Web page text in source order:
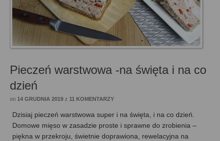
Pieczeń warstwowa -na święta i na co
dzień
on 14 GRUDNIA 2019 z 11 KOMENTARZY
Dzisiaj pieczeń warstwowa super i na święta, i na co dzień.
Domowe mięso w zasadzie proste i sprawne do zrobienia –
piękna w przekroju, świetnie doprawiona, rewelacyjna na